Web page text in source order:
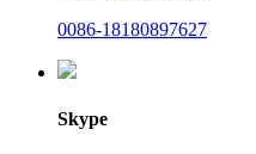
0086-18180897627
Skype